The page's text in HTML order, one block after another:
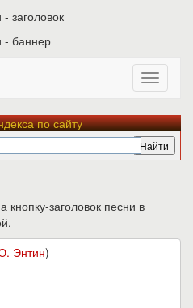
по сайту
заголовок песни в
Энтин)